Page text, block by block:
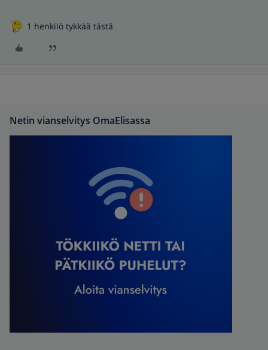
1 henkilö tykkää tästä
Netin vianselvitys OmaElisassa